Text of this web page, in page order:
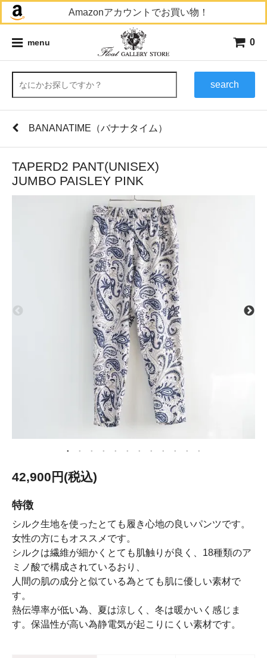
Amazonアカウントでお買い物！
menu 0
search
BANANATIME（バナナタイム）
TAPERD2 PANT(UNISEX)
JUMBO PAISLEY PINK
42,900円(税込)
特徴
シルク生地を使ったとても履き心地の良いパンツです。
女性の方にもオススメです。
シルクは繊維が細かくとても肌触りが良く、18種類のア
ミノ酸で構成されているおり、
人間の肌の成分と似ている為とても肌に優しい素材で
す。
熱伝導率が低い為、夏は涼しく、冬は暖かいく感じま
す。保温性が高い為静電気が起こりにくい素材です。